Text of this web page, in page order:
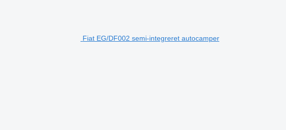
Fiat EG/DF002 semi-integreret autocamper